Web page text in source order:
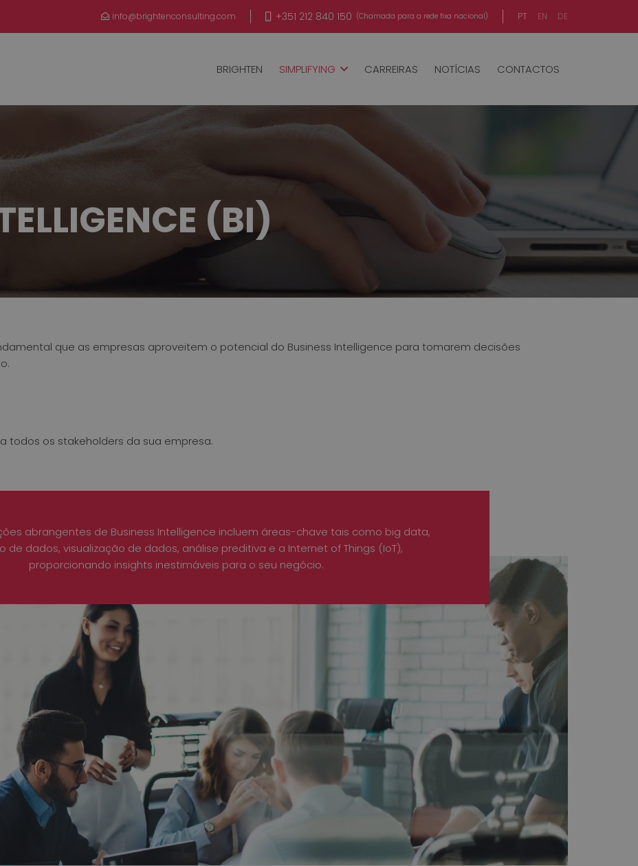
info@brightenconsulting.com +351 212 840 150 (Chamada para a rede fixa nacional) PT EN DE
BRIGHTEN SIMPLIFYING CARREIRAS NOTÍCIAS CONTACTOS
(BI)
que as empresas aproveitem o potencial do Business Intelligence para tomarem decisões
todos os stakeholders da sua empresa.
abrangentes de Business Intelligence incluem áreas-chave tais como big data,
de dados, visualização de dados, análise preditiva e a Internet of Things (IoT),
proporcionando insights inestimáveis para o seu negócio.